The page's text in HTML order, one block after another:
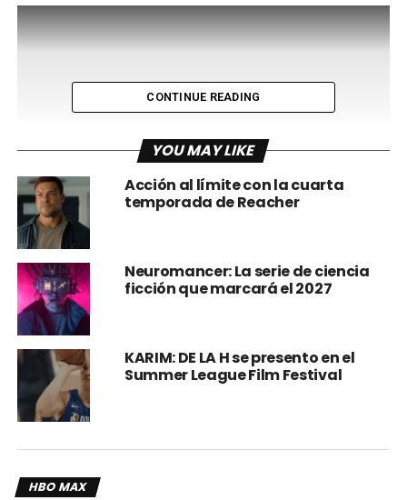
CONTINUE READING
YOU MAY LIKE
Acción al límite con la cuarta
temporada de Reacher
Neuromancer: La serie de ciencia
ficción que marcará el 2027
KARIM: DE LA H se presento en el
Summer League Film Festival
HBO MAX